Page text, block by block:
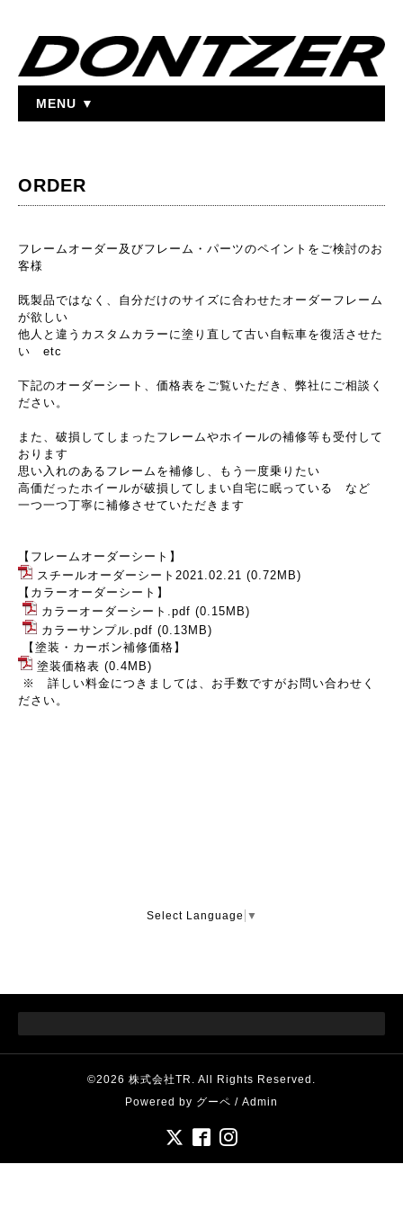
MENU ▼
ORDER
フレームオーダー及びフレーム・パーツのペイントをご検討のお
客様
既製品ではなく、自分だけのサイズに合わせたオーダーフレーム
が欲しい
他人と違うカスタムカラーに塗り直して古い自転車を復活させた
い etc
下記のオーダーシート、価格表をご覧いただき、弊社にご相談く
ださい。
また、破損してしまったフレームやホイールの補修等も受付して
おります
思い入れのあるフレームを補修し、もう一度乗りたい
高価だったホイールが破損してしまい自宅に眠っている など
一つ一つ丁寧に補修させていただきます
【フレームオーダーシート】
スチールオーダーシート2021.02.21 (0.72MB)
【カラーオーダーシート】
カラーオーダーシート.pdf (0.15MB)
カラーサンプル.pdf (0.13MB)
【塗装・カーボン補修価格】
塗装価格表 (0.4MB)
※ 詳しい料金につきましては、お手数ですがお問い合わせく
ださい。
Select Language ▼
©2026 株式会社TR . All Rights Reserved.
Powered by グーペ / Admin